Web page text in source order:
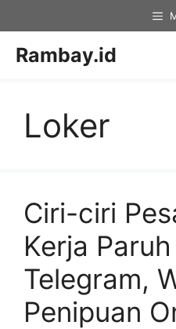
to
content
Rambay.id
Loker
Ciri-ciri
Kerja
Telegram,
Penipuan